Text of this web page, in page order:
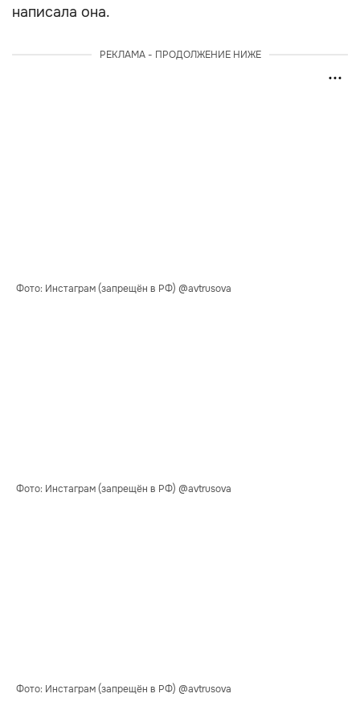
написала она.
РЕКЛАМА - ПРОДОЛЖЕНИЕ НИЖЕ
Фото: Инстаграм (запрещён в РФ) @avtrusova
Фото: Инстаграм (запрещён в РФ) @avtrusova
Фото: Инстаграм (запрещён в РФ) @avtrusova